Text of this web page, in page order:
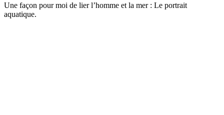
Une façon pour moi de lier l’homme et la mer : Le portrait
aquatique.